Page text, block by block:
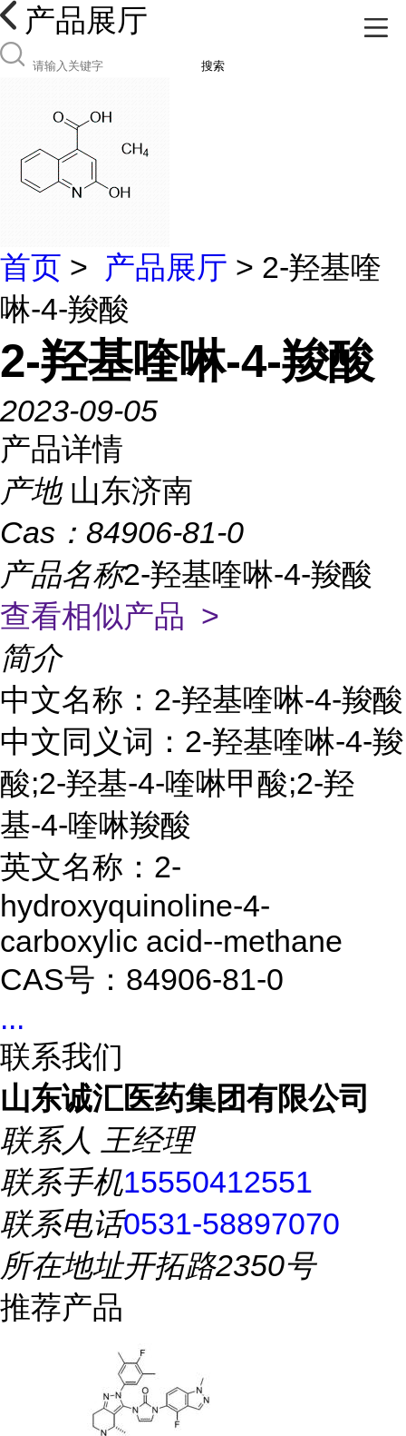
产品展厅
搜索
首页 > 产品展厅 > 2-羟基喹
啉-4-羧酸
2-羟基喹啉-4-羧酸
2023-09-05
产品详情
产地 山东济南
Cas： 84906-81-0
产品名称2-羟基喹啉-4-羧酸
查看相似产品 >
简介
中文名称：2-羟基喹啉-4-羧酸
中文同义词：2-羟基喹啉-4-羧
酸;2-羟基-4-喹啉甲酸;2-羟
基-4-喹啉羧酸
英文名称：2-
hydroxyquinoline-4-
carboxylic acid--methane
CAS号：84906-81-0
...
联系我们
山东诚汇医药集团有限公司
联系人 王经理
联系手机15550412551
联系电话0531-58897070
所在地址开拓路2350号
推荐产品